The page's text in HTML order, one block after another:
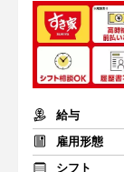
給与
雇用形態
シフト